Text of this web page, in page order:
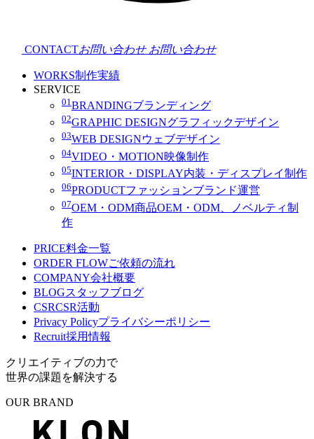
CONTACTお問い合わせ お問い合わせ
WORKS制作実績
SERVICE
01 BRANDINGブランディング
02GRAPHIC DESIGNグラフィックデザイン
03WEB DESIGNウェブデザイン
04VIDEO・MOTION映像制作
05INTERIOR・DISPLAY内装・ディスプレイ制作
06PRODUCTファッションブランド運営
07OEM・ODM商品OEM・ODM、ノベルティ制
作
PRICE料金一覧
ORDER FLOWご依頼の流れ
COMPANY会社概要
BLOGスタッフブログ
CSRCSR活動
Privacy Policyプライバシーポリシー
Recruit採用情報
クリエイティブの力で
世界の課題を解決する
OUR BRAND